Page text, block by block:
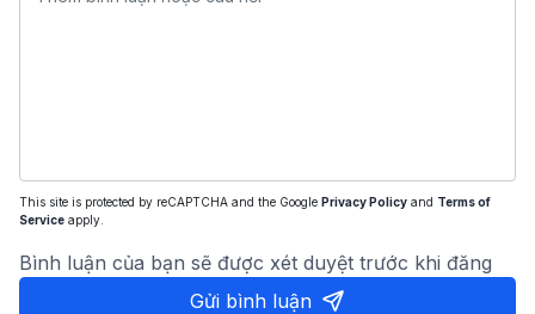
This site is protected by reCAPTCHA and the Google Privacy Policy and Terms of
Service apply.
Bình luận của bạn sẽ được xét duyệt trước khi đăng
Gửi bình luận